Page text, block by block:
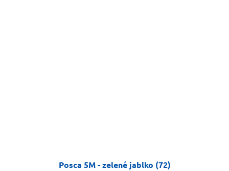
Posca 5M - zelené jablko (72)